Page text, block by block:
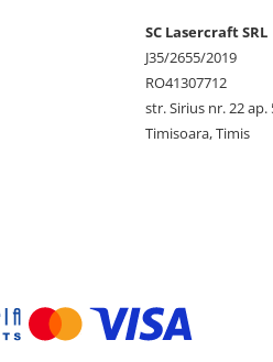
SC Lasercraft SRL
J35/2655/2019
RO41307712
str. Sirius nr. 22 ap.
Timisoara, Timis